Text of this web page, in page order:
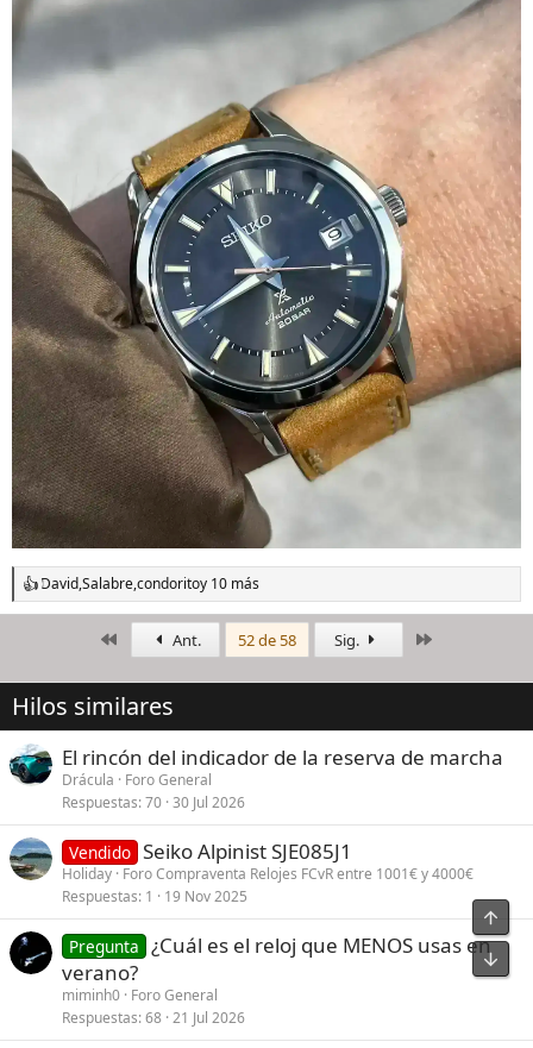
R
e
i
o
e
s
:
David,Salabre,condoritoy 10 más
PrimeroAnt. 52 de 58 Sig.
Hilos similares
El rincón del indicador de la reserva de marcha
Drácula
Foro General
Respuestas 70 30 Jul 2026
Vendido Seiko Alpinist SJE085J1
Holiday Foro Compraventa Relojes FCvR entre 1001€ y 4000€
Respuestas 1 19 Nov 2025
Pregunta ¿Cuál es el reloj que MENOS usas en
verano?
miminh0 Foro General
Respuestas 68 21 Jul 2026